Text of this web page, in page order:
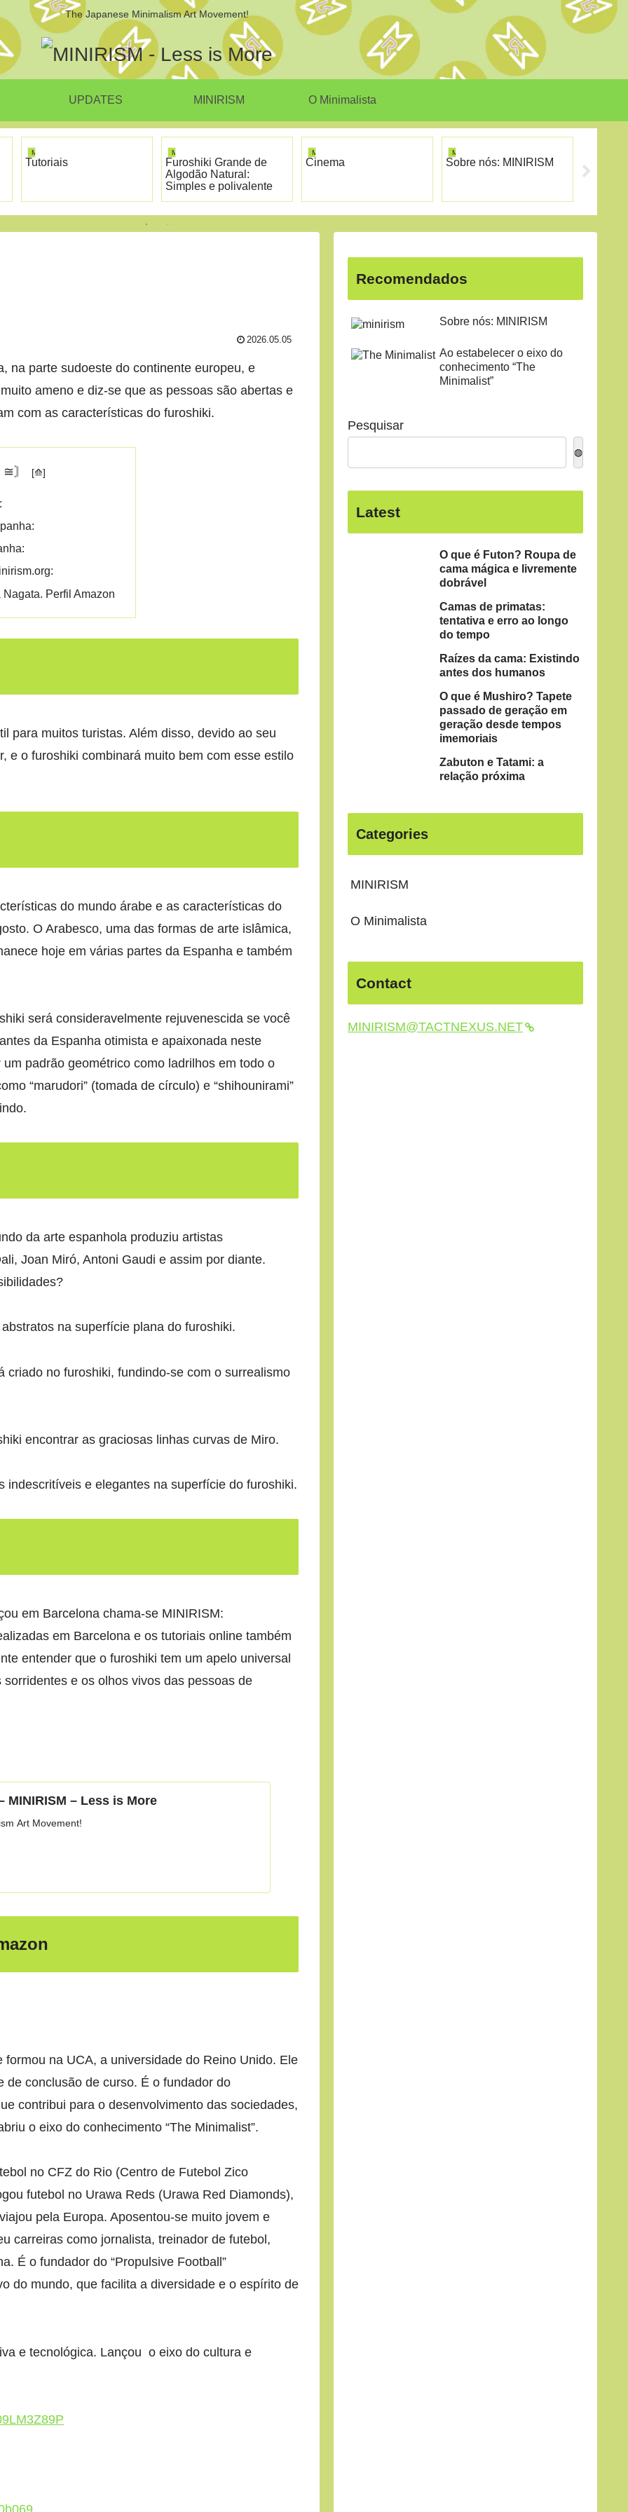
The Japanese Minimalism Art Movement!
UPDATES MINIRISM O Minimalista
MINIRISM
Tutoriais
MINIRISM
Furoshiki Grande de
Algodão Natural:
Simples e polivalente
MINIRISM
Cinema
MINIRISM
Sobre nós: MINIRISM
2026.05.05
na parte sudoeste do continente europeu, e
ameno e diz-se que as pessoas são abertas e
com as características do furoshiki.
〙
Nagata. Perfil Amazon
para muitos turistas. Além disso, devido ao seu
e o furoshiki combinará muito bem com esse estilo
do mundo árabe e as características do
O Arabesco, uma das formas de arte islâmica,
hoje em várias partes da Espanha e também
será consideravelmente rejuvenescida se você
da Espanha otimista e apaixonada neste
padrão geométrico como ladrilhos em todo o
“marudori” (tomada de círculo) e “shihounirami”
da arte espanhola produziu artistas
Joan Miró, Antoni Gaudi e assim por diante.
na superfície plana do furoshiki.
no furoshiki, fundindo-se com o surrealismo
encontrar as graciosas linhas curvas de Miro.
e elegantes na superfície do furoshiki.
em Barcelona chama-se MINIRISM:
em Barcelona e os tutoriais online também
entender que o furoshiki tem um apelo universal
e os olhos vivos das pessoas de
MINIRISM – Less is More
Art Movement!
na UCA, a universidade do Reino Unido. Ele
de conclusão de curso. É o fundador do
contribui para o desenvolvimento das sociedades,
o eixo do conhecimento “The Minimalist”.
no CFZ do Rio (Centro de Futebol Zico
futebol no Urawa Reds (Urawa Red Diamonds),
pela Europa. Aposentou-se muito jovem e
carreiras como jornalista, treinador de futebol,
É o fundador do “Propulsive Football”
do mundo, que facilita a diversidade e o espírito de
e tecnológica. Lançou o eixo do cultura e
Recomendados
Sobre nós: MINIRISM
Ao estabelecer o eixo do
conhecimento “The
Minimalist”
Pesquisar
◍
Latest
O que é Futon? Roupa de
cama mágica e livremente
dobrável
Camas de primatas:
tentativa e erro ao longo
do tempo
Raízes da cama: Existindo
antes dos humanos
O que é Mushiro? Tapete
passado de geração em
geração desde tempos
imemoriais
Zabuton e Tatami: a
relação próxima
Categories
MINIRISM
O Minimalista
Contact
MINIRISM@TACTNEXUS.NET